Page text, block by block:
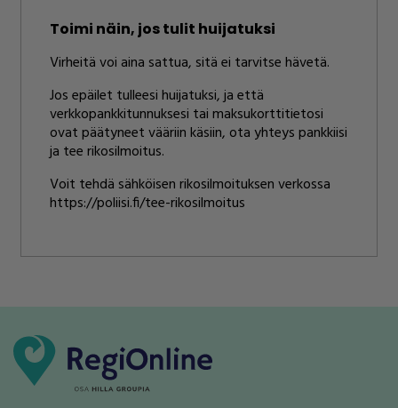
Toimi näin, jos tulit huijatuksi
Virheitä voi aina sattua, sitä ei tarvitse hävetä.
Jos epäilet tulleesi huijatuksi, ja että
verkkopankkitunnuksesi tai maksukorttitietosi
ovat päätyneet vääriin käsiin, ota yhteys pankkiisi
ja tee rikosilmoitus.
Voit tehdä sähköisen rikosilmoituksen verkossa
https://poliisi.fi/tee-rikosilmoitus